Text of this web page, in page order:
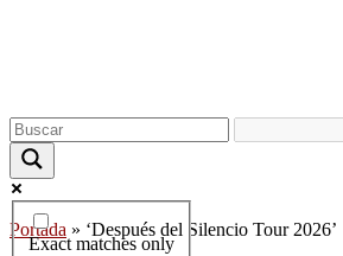
Exact matches only
Portada » ‘Después del Silencio Tour 2026’